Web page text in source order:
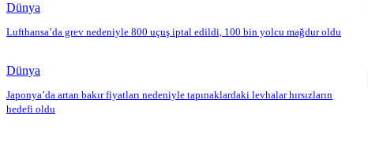
Dünya
Lufthansa’da grev nedeniyle 800 uçuş iptal edildi, 100 bin yolcu mağdur oldu
Dünya
Japonya’da artan bakır fiyatları nedeniyle tapınaklardaki levhalar hırsızların
hedefi oldu